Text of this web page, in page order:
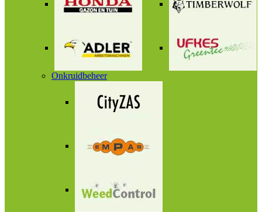
Onkruidbeheer